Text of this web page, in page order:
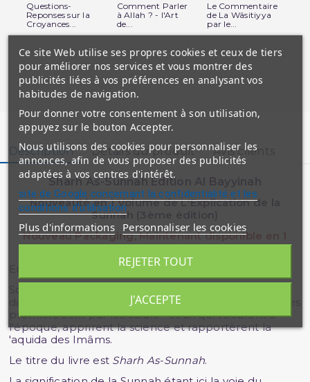
Questions-
Reponses sur la
Croyances...
Comment Parler
à Allah ? - l'Art
de...
Le Commentaire
de La Wâsitiyya
par le...
Description Détails du produit Avis clients
Sharh As-Sunnah Edition Al Bayyinah
Nouveauté en 1 Volume de L'Explication de la
Sunnah (3ème édition)
Nouveau Packaging, Maintenant disponible en 1
volume couverture en simili-cuir uniquement ;-D
En résumé, ce livre est hautement bénéfique.
dans les temps anciens, car il s'agit d'un livre parmi les
premiers écrit par les Salafs - ceux qui vécurent à
l'époque, apprirent la science et rapportèrent la
'aquida des Imâms.
Le titre du livre est Sharh As-Sunnah.
Ce site Web utilise ses propres cookies et ceux de tiers
pour améliorer nos services et vous montrer des
publicités liées à vos préférences en analysant vos
habitudes de navigation.
Pour donner votre consentement à son utilisation,
appuyez sur le bouton Accepter.
Nous utilisons des cookies pour personnaliser les
annonces, afin de vous proposer des publicités
adaptées à vos centres d'intérêt.
site de Google concernant la confidentialité et les
conditions d'utilisation
Plus d'informations Personnaliser les cookies
REJETER TOUT
J'ACCEPTE